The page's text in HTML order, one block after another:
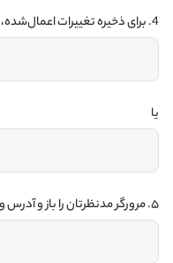
4. برای ذخیره تغییرات اعمال‌شده، باید سرور Apache را دوباره راه‌اندازی کنید:
یا
۵. مرورگر مدنظرتان را باز و آدرس وب‌سایت را در آن وارد کنید: